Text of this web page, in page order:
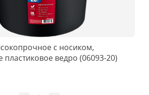
с носиком,
пластиковое ведро (06093-20)